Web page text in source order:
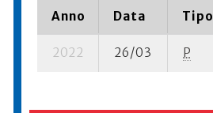
Anno Data Tipo
2022 26/03 P